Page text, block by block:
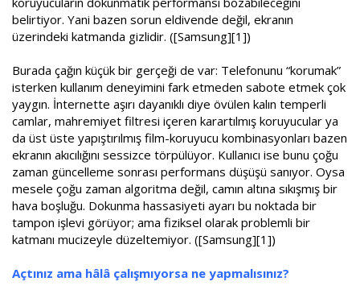
belirtiyor. Yani bazen sorun eldivende değil, ekranın
üzerindeki katmanda gizlidir. ([Samsung][1])
Burada çağın küçük bir gerçeği de var: Telefonunu “korumak”
isterken kullanım deneyimini fark etmeden sabote etmek çok
yaygın. İnternette aşırı dayanıklı diye övülen kalın temperli
camlar, mahremiyet filtresi içeren karartılmış koruyucular ya
da üst üste yapıştırılmış film-koruyucu kombinasyonları bazen
ekranın akıcılığını sessizce törpülüyor. Kullanıcı ise bunu çoğu
zaman güncelleme sonrası performans düşüşü sanıyor. Oysa
mesele çoğu zaman algoritma değil, camın altına sıkışmış bir
hava boşluğu. Dokunma hassasiyeti ayarı bu noktada bir
tampon işlevi görüyor; ama fiziksel olarak problemli bir
katmanı mucizeyle düzeltemiyor. ([Samsung][1])
Açtınız ama hâlâ çalışmıyorsa ne yapmalısınız?